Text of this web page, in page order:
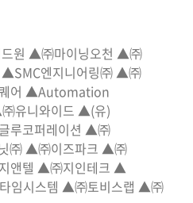
원 ▲㈜마이닝오천 ▲㈜
엔지니어링㈜ ▲㈜
어 ▲Automation
유니와이드 ▲(유)
루코퍼레이션 ▲㈜
㈜ ▲㈜이즈파크 ▲㈜
앤텔 ▲㈜지인테크 ▲
임시스템 ▲㈜토비스랩 ▲㈜